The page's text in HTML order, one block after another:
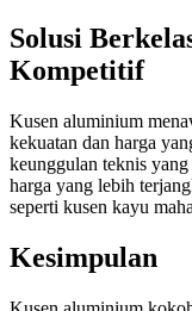
Solusi
Kompetitif
Kusen aluminium
kekuatan dan harga
keunggulan teknis
harga yang lebih
seperti kusen kayu
Kesimpulan